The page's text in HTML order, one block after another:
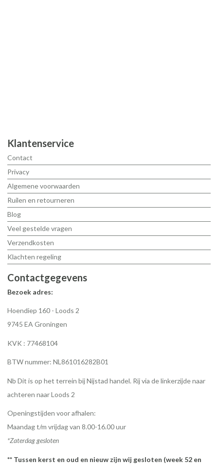
Klantenservice
Contact
Privacy
Algemene voorwaarden
Ruilen en retourneren
Blog
Veel gestelde vragen
Verzendkosten
Klachten regeling
Contactgegevens
Bezoek adres:
Hoendiep 160 - Loods 2
9745 EA Groningen
KVK : 77468104
BTW nummer: NL861016282B01
Nb Dit is op het terrein bij Nijstad handel. Rij via de linkerzijde naar
achteren naar Loods 2
Openingstijden voor afhalen:
Maandag t/m vrijdag van 8.00-16.00 uur
*Zaterdag gesloten
** Tussen kerst en oud en nieuw zijn wij gesloten (week 52 en